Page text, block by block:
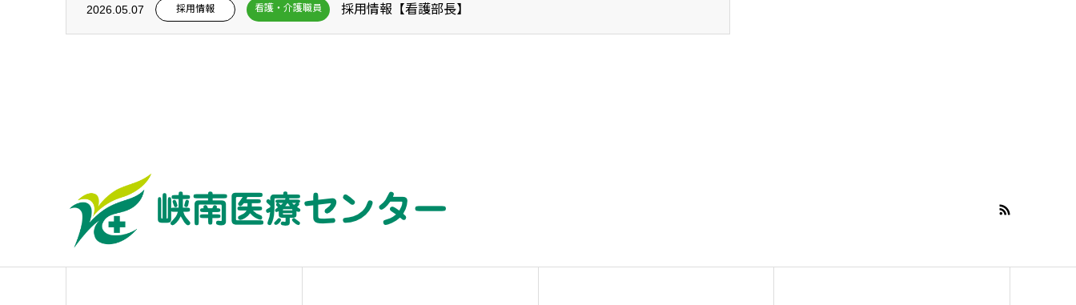
2026.05.07 採用情報 看護・介護職員 採用情報【看護部長】